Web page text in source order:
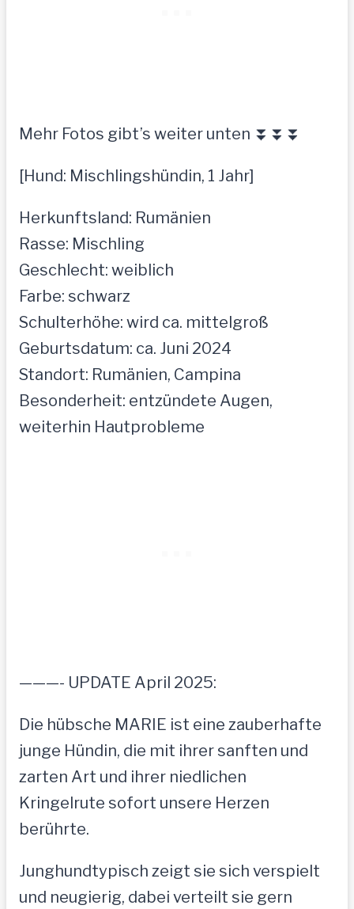
Mehr Fotos gibt’s weiter unten ⏬⏬⏬
[Hund: Mischlingshündin, 1 Jahr]
Herkunftsland: Rumänien
Rasse: Mischling
Geschlecht: weiblich
Farbe: schwarz
Schulterhöhe: wird ca. mittelgroß
Geburtsdatum: ca. Juni 2024
Standort: Rumänien, Campina
Besonderheit: entzündete Augen,
weiterhin Hautprobleme
———- UPDATE April 2025:
Die hübsche MARIE ist eine zauberhafte
junge Hündin, die mit ihrer sanften und
zarten Art und ihrer niedlichen
Kringelrute sofort unsere Herzen
berührte.
Junghundtypisch zeigt sie sich verspielt
und neugierig, dabei verteilt sie gern